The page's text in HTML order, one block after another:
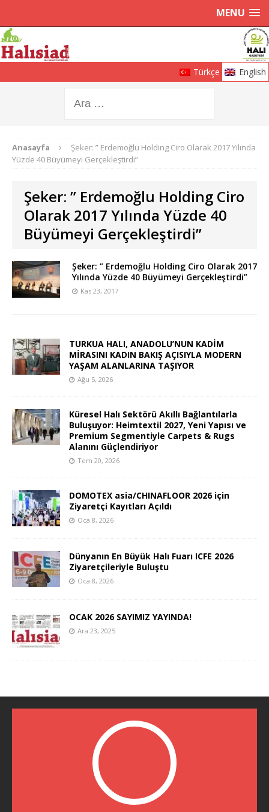
MENU
Türkçe English
Anasayfa
Şeker: ” Erdemoğlu Holding Ciro Olarak 2017 Yılında
Yüzde 40 Büyümeyi Gerçekleştirdi”
Şeker: ” Erdemoğlu Holding Ciro
Olarak 2017 Yılında Yüzde 40
Büyümeyi Gerçekleştirdi”
Şeker: ” Erdemoğlu Holding Ciro Olarak 2017
Yılında Yüzde 40 Büyümeyi Gerçekleştirdi”
Kas 23, 2017
TURKUA HALI, ANADOLU’NUN KADİM
MİRASINI KADIN BAKIŞ AÇISIYLA MODERN
YAŞAM ALANLARINA TAŞIYOR
Ağu 5, 2026
Küresel Halı Sektörü Akıllı Bağlantılarla
Buluşuyor: Heimtextil 2027, Yeni Yapısı ve
Premium Segmentiyle Carpets & Rugs
Alanını Güçlendiriyor
Tem 20, 2026
DOMOTEX asia/CHINAFLOOR 2026 için
Ziyaretçi Kayıtları Açıldı
Oca 8, 2026
Dünyanın En Büyük Halı Fuarı ICFE 2026
Ziyaretçileriyle Buluştu
Oca 8, 2026
OCAK 2026 SAYIMIZ YAYINDA!
Ara 23, 2025